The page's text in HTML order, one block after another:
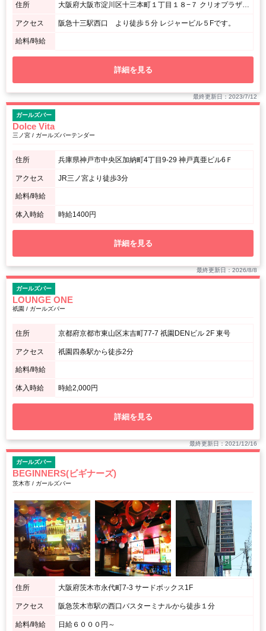
住所 大阪府大阪市淀川区十三本町１丁目１８−７ クリオプラザ十三Part2 ５F
アクセス 阪急十三駅西口 より徒歩５分 レジャービル５Fです。
給料/時給
詳細を見る
最終更新日：2023/7/12
ガールズバー
Dolce Vita
三ノ宮 / ガールズバーテンダー
住所 兵庫県神戸市中央区加納町4丁目9-29 神戸真亜ビル6Ｆ
アクセス JR三ノ宮より徒歩3分
給料/時給
体入時給 時給1400円
詳細を見る
最終更新日：2026/8/8
ガールズバー
LOUNGE ONE
祇園 / ガールズバー
住所 京都府京都市東山区末吉町77-7 祇園DENビル 2F 東号
アクセス 祇園四条駅から徒歩2分
給料/時給
体入時給 時給2,000円
詳細を見る
最終更新日：2021/12/16
ガールズバー
BEGINNERS(ビギナーズ)
茨木市 / ガールズバー
住所 大阪府茨木市永代町7-3 サードボックス1F
アクセス 阪急茨木市駅の西口バスターミナルから徒歩１分
給料/時給 日給６０００円～